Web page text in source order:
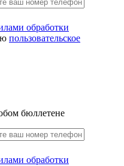
обработки
пользовательское
бюллетене
обработки